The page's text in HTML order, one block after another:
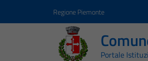
Regione Piemonte
Portale